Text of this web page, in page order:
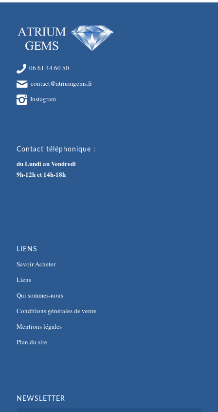
06 61 44 60 50
contact@atriumgems.fr
Instagram
Contact téléphonique :
du Lundi au Vendredi
9h-12h et 14h-18h
LIENS
Savoir Acheter
Liens
Qui sommes-nous
Conditions générales de vente
Mentions légales
Plan du site
NEWSLETTER